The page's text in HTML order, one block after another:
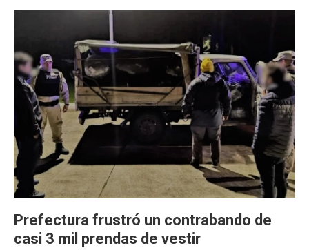
Prefectura frustró un contrabando de
casi 3 mil prendas de vestir